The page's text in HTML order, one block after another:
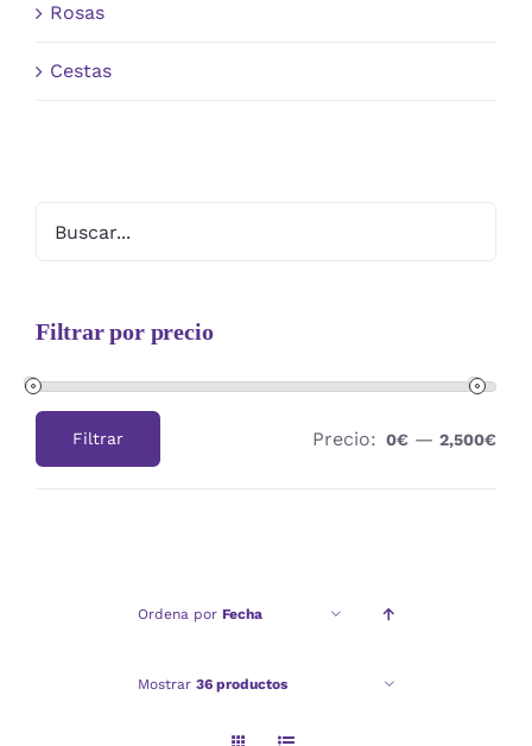
Rosas
Cestas
Filtrar por precio
Filtrar Precio: 0€ —2,500€
Ordena por Fecha
Mostrar 36 productos